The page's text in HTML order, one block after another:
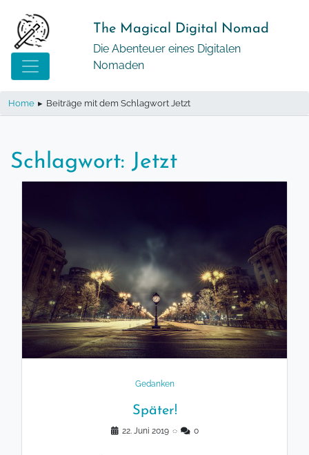
zum
Inhalt
The Magical Digital Nomad
Die Abenteuer eines Digitalen
Nomaden
Home ▸ Beiträge mit dem Schlagwort Jetzt
Schlagwort: Jetzt
Gedanken
Später!
22. Juni 2019 ◌ 0